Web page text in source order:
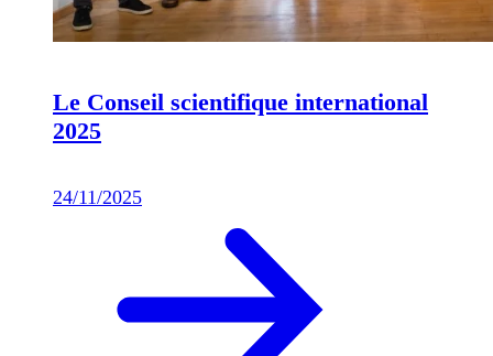
Le Conseil scientifique international
2025
24/11/2025